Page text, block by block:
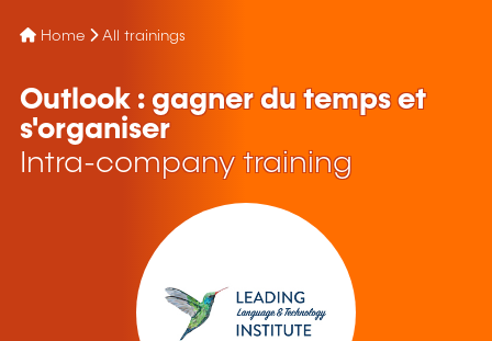
Home All trainings
Outlook : gagner du temps et
s'organiser
Intra-company training